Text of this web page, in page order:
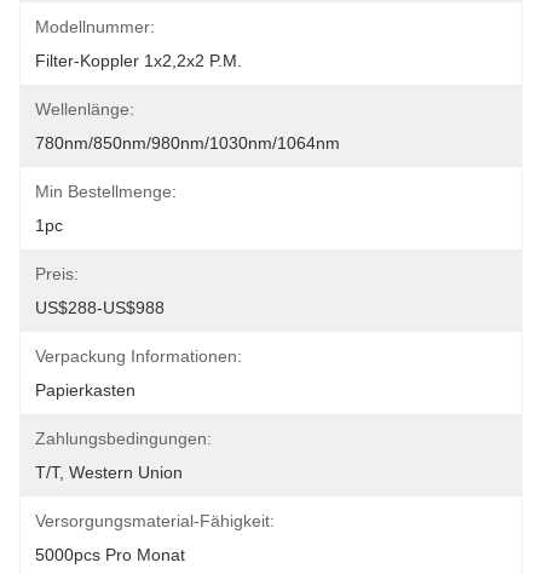
Modellnummer:
Filter-Koppler 1x2,2x2 P.M.
Wellenlänge:
780nm/850nm/980nm/1030nm/1064nm
Min Bestellmenge:
1pc
Preis:
US$288-US$988
Verpackung Informationen:
Papierkasten
Zahlungsbedingungen:
T/T, Western Union
Versorgungsmaterial-Fähigkeit:
5000pcs Pro Monat